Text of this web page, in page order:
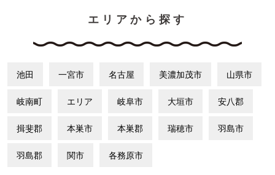
エリアから探す
池田 一宮市 名古屋 美濃加茂市 山県市
岐南町 エリア 岐阜市 大垣市 安八郡
揖斐郡 本巣市 本巣郡 瑞穂市 羽島市
羽島郡 関市 各務原市